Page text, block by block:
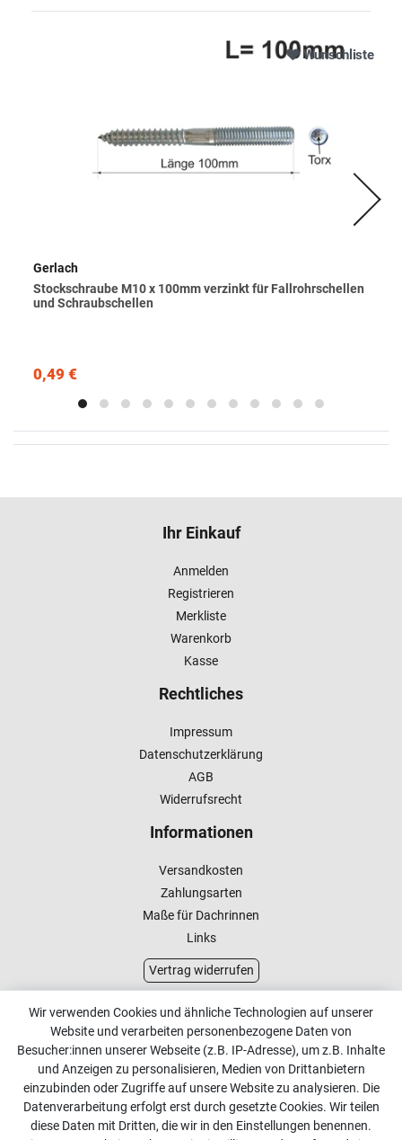
Wunschliste
Gerlach
Stockschraube M10 x 100mm verzinkt für Fallrohrschellen
und Schraubschellen
0,49 €
Ihr Einkauf
Anmelden
Registrieren
Merkliste
Warenkorb
Kasse
Rechtliches
Impressum
Datenschutzerklärung
AGB
Widerrufsrecht
Informationen
Versandkosten
Zahlungsarten
Maße für Dachrinnen
Links
Vertrag widerrufen
Kundenservice
Kontakt
Online Retourenservice
Kontakt
info@dachdecker-shop.de
Wir verwenden Cookies und ähnliche Technologien auf unserer
Website und verarbeiten personenbezogene Daten von
Besucher:innen unserer Webseite (z.B. IP-Adresse), um z.B. Inhalte
und Anzeigen zu personalisieren, Medien von Drittanbietern
einzubinden oder Zugriffe auf unsere Website zu analysieren. Die
Datenverarbeitung erfolgt erst durch gesetzte Cookies. Wir teilen
diese Daten mit Dritten, die wir in den Einstellungen benennen.